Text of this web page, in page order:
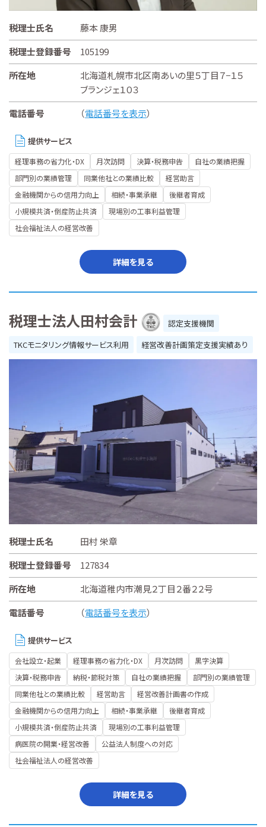
税理士氏名
藤本 康男
税理士登録番号
105199
所在地
北海道札幌市北区南あいの里５丁目７−１５
ブランジェ１０３
電話番号
（電話番号を表示）
提供サービス
経理事務の省力化・DX 月次訪問 決算・税務申告
自社の業績把握
部門別の業績管理
同業他社との業績比較
経営助言
金融機関からの信用力向上
相続・事業承継
後継者育成
小規模共済・倒産防止共済
現場別の工事利益管理
社会福祉法人の経営改善
詳細を見る
税理士法人田村会計
認定支援機関
TKCモニタリング情報サービス利用
経営改善計画策定支援実績あり
税理士氏名
田村 栄章
税理士登録番号
127834
所在地
北海道稚内市潮見２丁目２番２２号
電話番号
（電話番号を表示）
提供サービス
会社設立・起業 経理事務の省力化・DX 月次訪問
黒字決算
決算・税務申告
納税・節税対策 自社の業績把握
部門別の業績管理
同業他社との業績比較
経営助言
経営改善計画書の作成
金融機関からの信用力向上
相続・事業承継
後継者育成
小規模共済・倒産防止共済
現場別の工事利益管理
病医院の開業・経営改善
公益法人制度への対応
社会福祉法人の経営改善
詳細を見る